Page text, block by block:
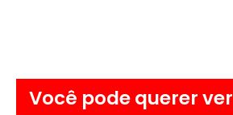
Você pode querer ver